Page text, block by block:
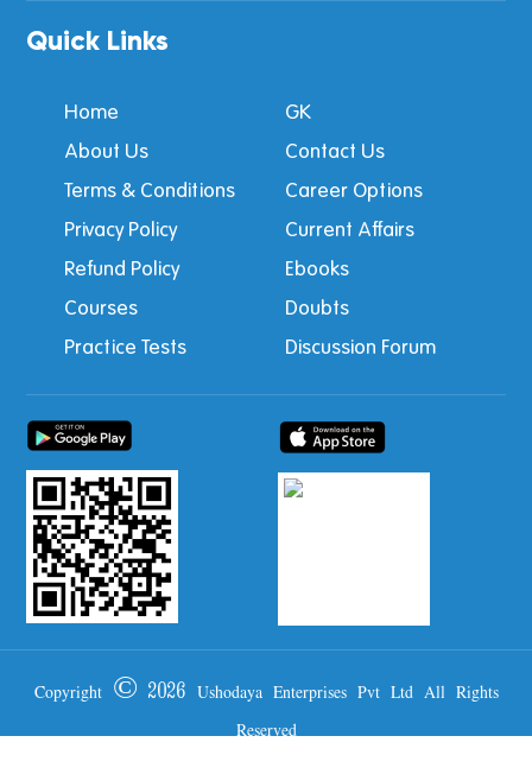
Quick Links
Home
GK
About Us
Contact Us
Terms & Conditions
Career Options
Privacy Policy
Current Affairs
Refund Policy
Ebooks
Courses
Doubts
Practice Tests
Discussion Forum
Copyright © 2026 Ushodaya Enterprises Pvt Ltd All Rights
Reserved